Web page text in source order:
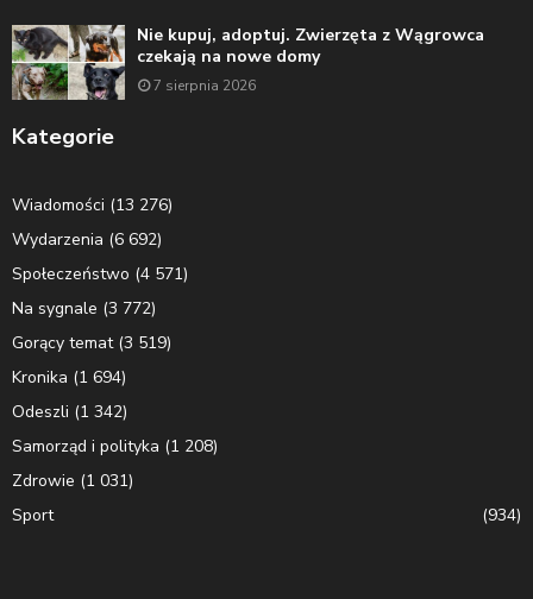
Nie kupuj, adoptuj. Zwierzęta z Wągrowca
czekają na nowe domy
7 sierpnia 2026
Kategorie
Wiadomości (13 276)
Wydarzenia (6 692)
Społeczeństwo (4 571)
Na sygnale (3 772)
Gorący temat(3 519)
Kronika (1 694)
Odeszli (1 342)
Samorząd i polityka (1 208)
Zdrowie (1 031)
Sport
(934)